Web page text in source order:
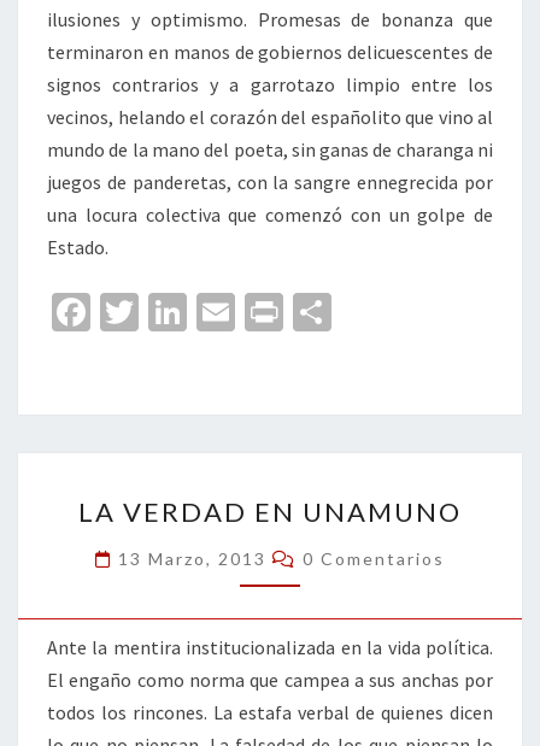
ilusiones y optimismo. Promesas de bonanza que
terminaron en manos de gobiernos delicuescentes de
signos contrarios y a garrotazo limpio entre los
vecinos, helando el corazón del españolito que vino al
mundo de la mano del poeta, sin ganas de charanga ni
juegos de panderetas, con la sangre ennegrecida por
una locura colectiva que comenzó con un golpe de
Estado.
Fa
o
o
k
T
er
Li
dI
n
E
l
Pr
p
ar
tir
VERDAD
EN
UNAMUNO
LA VERDAD EN UNAMUNO
13 Marzo, 2013 Comentarios
0 Comentarios
Ante la mentira institucionalizada en la vida política.
El engaño como norma que campea a sus anchas por
todos los rincones. La estafa verbal de quienes dicen